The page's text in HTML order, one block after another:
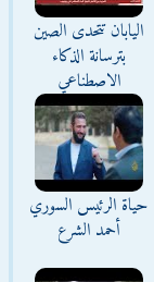
اليابان تتحدى الصين
بترسانة الذكاء
الاصطناعي
حياة الرئيس السوري
أحمد الشرع